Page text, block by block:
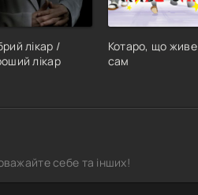
лікар /
лікар
Котаро, що живе
сам
себе та інших!